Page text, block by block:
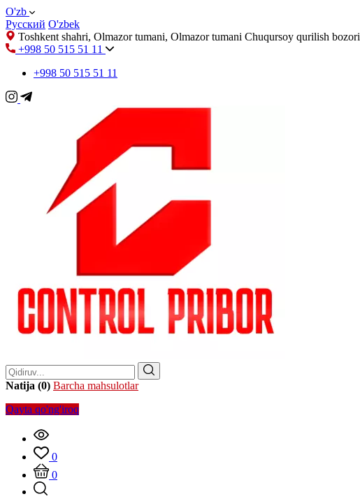
O'zb
Русский O'zbek
Toshkent shahri, Olmazor tumani, Olmazor tumani Chuqursoy qurilish bozori
+998 50 515 51 11
+998 50 515 51 11
Natija (0) Barcha mahsulotlar
Qayta qo'ng'iroq
0
0